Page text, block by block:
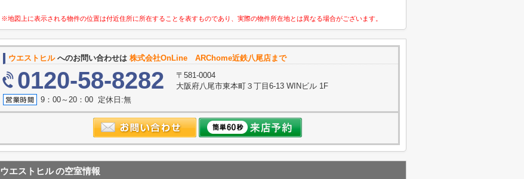
※地図上に表示される物件の位置は付近住所に所在することを表すものであり、実際の物件所在地とは異なる場合がございます。
ウエストヒルへのお問い合わせは 株式会社OnLine ARChome近鉄八尾店まで
0120-58-8282
〒581-0004
大阪府八尾市東本町３丁目6-13 WINビル 1F
9：00～20：00 定休日:無
ウエストヒルの空室情報